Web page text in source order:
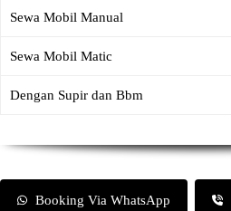
Sewa Mobil Manual
Sewa Mobil Matic
Dengan Supir dan Bbm
Booking Via WhatsApp